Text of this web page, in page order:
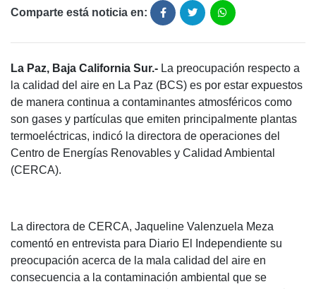
Comparte está noticia en:
La Paz, Baja California Sur.- La preocupación respecto a
la calidad del aire en La Paz (BCS) es por estar expuestos
de manera continua a contaminantes atmosféricos como
son gases y partículas que emiten principalmente plantas
termoeléctricas, indicó la directora de operaciones del
Centro de Energías Renovables y Calidad Ambiental
(CERCA).
La directora de CERCA, Jaqueline Valenzuela Meza
comentó en entrevista para Diario El Independiente su
preocupación acerca de la mala calidad del aire en
consecuencia a la contaminación ambiental que se